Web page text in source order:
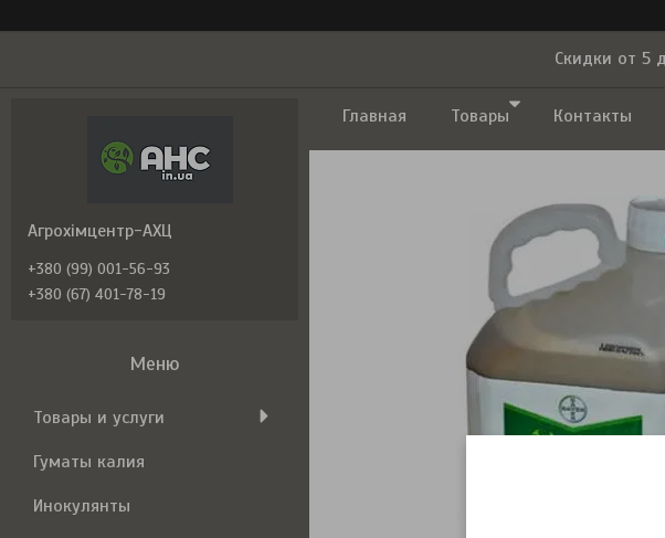
Скидки от 5
Главная Товары Контакты
Агрохімцентр-АХЦ
+380 (99) 001-56-93
+380 (67) 401-78-19
Товары и услуги
Гуматы калия
Инокулянты